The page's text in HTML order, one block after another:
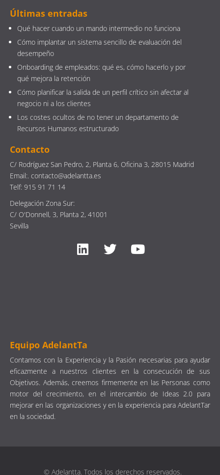
Últimas entradas
Qué hacer cuando un mando intermedio no funciona
Cómo implantar un sistema sencillo de evaluación del
desempeño
Onboarding de empleados: qué es, cómo hacerlo y por
qué mejora la retención
Cómo planificar la salida de un perfil crítico sin afectar al
negocio ni a los clientes
Los costes ocultos de no tener un departamento de
Recursos Humanos estructurado
Contacto
C/ Rodríguez San Pedro, 2, Planta 6, Oficina 3, 28015 Madrid
Email:. contacto@adelantta.es
Telf: 915 91 71 14
Delegación Zona Sur:
C/ O'Donnell, 3, Planta 2, 41001
Sevilla
Equipo AdelantTa
Contamos con la Experiencia y la Pasión necesarias para ayudar
eficazmente a nuestros clientes en la consecución de sus
Objetivos. Además, creemos firmemente en las Personas como
motor del crecimiento, en el intercambio de Ideas 2.0 para
mejorar en las organizaciones y en la experiencia para AdelantTar
en la sociedad.
© Adelantta. Todos los derechos reservados.